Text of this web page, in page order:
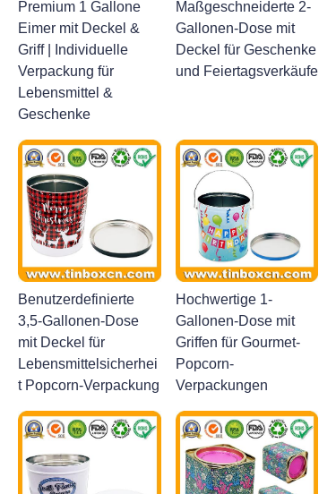
Premium 1 Gallone
Eimer mit Deckel &
Griff | Individuelle
Verpackung für
Lebensmittel &
Geschenke
Maßgeschneiderte 2-
Gallonen-Dose mit
Deckel für Geschenke
und Feiertagsverkäufe
Benutzerdefinierte
3,5-Gallonen-Dose
mit Deckel für
Lebensmittelsicherhei
t Popcorn-Verpackung
Hochwertige 1-
Gallonen-Dose mit
Griffen für Gourmet-
Popcorn-
Verpackungen